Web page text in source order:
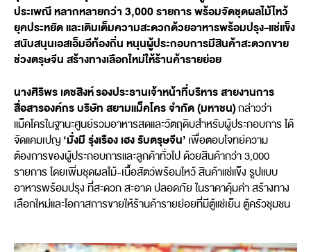
ประเพณี หลากหลายกว่า 3,000 รายการ พร้อมจัดชุดผลไม้ไหว้
ยุคประหยัด และเติมเต็มความสะดวกด้วยอาหารพร้อมปรุง-แช่แข็ง
สนับสนุนเอสเอ็มอีท้องถิ่น หนุนผู้ประกอบการมีสินค้าสะดวกขาย
ช่วงตรุษจีน สร้างทางเลือกใหม่ให้ร้านค้ารายย่อย
นางศิริพร เดชสิงห์รองประธานเจ้าหน้าที่บริหาร สายงานการ
สื่อสารองค์กร บริษัท สยามแม็คโคร จำกัด (มหาชน)กล่าวว่า
แม็คโครในฐานะศูนย์รวมอาหารสดและวัตถุดิบสำหรับผู้ประกอบการ ได้
จัดแคมเปญ ‘มั่งมี รุ่งเรือง เฮง รับตรุษจีน’ เพื่อตอบโจทย์ความ
ต้องการของผู้ประกอบการและลูกค้าทั่วไป ด้วยสินค้ากว่า 3,000
รายการ โดยเพิ่มชุดผลไม้-เนื้อสัตว์พร้อมไหว้ สินค้าแช่แข็ง รูปแบบ
อาหารพร้อมปรุง ที่สะดวก สะอาด ปลอดภัย ในราคาคุ้มค่า สร้างทาง
เลือกใหม่และโอกาสการขายให้ร้านค้ารายย่อยที่มีตู้แช่เย็น ตู้ครัวชุมชน